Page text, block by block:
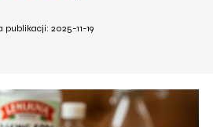
publikacji: 2025-11-19